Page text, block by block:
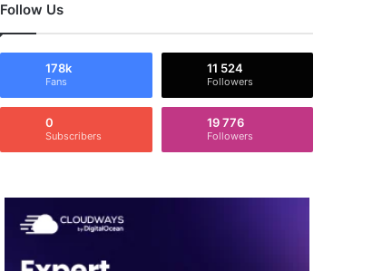
Follow Us
178k
Fans
11 524
Followers
0
Subscribers
19 776
Followers